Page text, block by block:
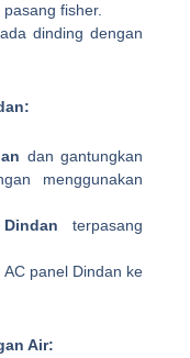
fisher.
dinding dengan
dan gantungkan
menggunakan
terpasang
AC panel Dindan ke
Air: